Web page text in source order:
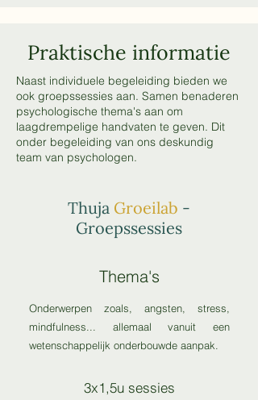
Praktische informatie
Naast individuele begeleiding bieden we
ook groepssessies aan. Samen benaderen
psychologische thema's aan om
laagdrempelige handvaten te geven. Dit
onder begeleiding van ons deskundig
team van psychologen.
Thuja Groeilab -
Groepssessies
Thema's
Onderwerpen zoals, angsten, stress,
mindfulness... allemaal vanuit een
wetenschappelijk onderbouwde aanpak.
3x1,5u sessies